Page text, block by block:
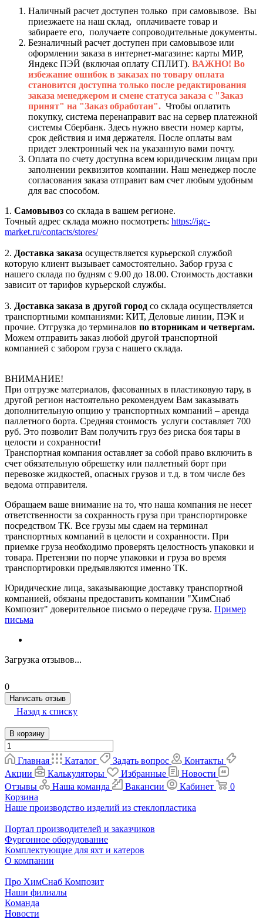
Наличный расчет доступен только при самовывозе. Вы
приезжаете на наш склад, оплачиваете товар и
забираете его, получаете сопроводительные документы.
Безналичный расчет доступен при самовывозе или
оформлении заказа в интернет-магазине: карты МИР,
Яндекс ПЭЙ (включая оплату СПЛИТ). ВАЖНО! Во
избежание ошибок в заказах по товару оплата
становится доступна только после редактирования
заказа менеджером и смене статуса заказа с "Заказ
принят" на "Заказ обработан". Чтобы оплатить
покупку, система перенаправит вас на сервер платежной
системы Сбербанк. Здесь нужно ввести номер карты,
срок действия и имя держателя. После оплаты вам
придет электронный чек на указанную вами почту.
Оплата по счету доступна всем юридическим лицам при
заполнении реквизитов компании. Наш менеджер после
согласования заказа отправит вам счет любым удобным
для вас способом.
1. Самовывоз со склада в вашем регионе.
Точный адрес склада можно посмотреть: https://igc-
market.ru/contacts/stores/
2. Доставка заказа осуществляется курьерской службой
которую клиент вызывает самостоятельно. Забор груза с
нашего склада по будням с 9.00 до 18.00. Стоимость доставки
зависит от тарифов курьерской службы.
3. Доставка заказа в другой город со склада осуществляется
транспортными компаниями: КИТ, Деловые линии, ПЭК и
прочие. Отгрузка до терминалов по вторникам и четвергам.
Можем отправить заказ любой другой транспортной
компанией с забором груза с нашего склада.
ВНИМАНИЕ!
При отгрузке материалов, фасованных в пластиковую тару, в
другой регион настоятельно рекомендуем Вам заказывать
дополнительную опцию у транспортных компаний – аренда
паллетного борта. Средняя стоимость услуги составляет 700
руб. Это позволит Вам получить груз без риска боя тары в
целости и сохранности!
Транспортная компания оставляет за собой право включить в
счет обязательную обрешетку или паллетный борт при
перевозке жидкостей, опасных грузов и т.д. в том числе без
ведома отправителя.
Обращаем ваше внимание на то, что наша компания не несет
ответственности за сохранность груза при транспортировке
посредством ТК. Все грузы мы сдаем на терминал
транспортных компаний в целости и сохранности. При
приемке груза необходимо проверять целостность упаковки и
товара. Претензии по порче упаковки и груза во время
транспортировки предъявляются именно ТК.
Юридические лица, заказывающие доставку транспортной
компанией, обязаны предоставить компании "ХимСнаб
Композит" доверительное письмо о передаче груза. Пример
письма
Загрузка отзывов...
0
Написать отзыв
Назад к списку
В корзину
Главная Каталог Задать вопрос
Контакты
Акции
Калькуляторы Избранные
Новости
Отзывы
Наша команда Вакансии Кабинет
0
Корзина
Наше производство изделий из стеклопластика
Портал производителей и заказчиков
Фургонное оборудование
Комплектующие для яхт и катеров
О компании
Про ХимСнаб Композит
Наши филиалы
Команда
Новости